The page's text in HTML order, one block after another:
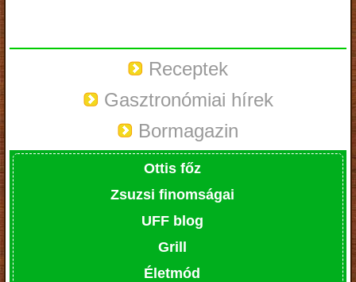
Receptek
Gasztronómiai hírek
Bormagazin
Ottis főz
Zsuzsi finomságai
UFF blog
Grill
Életmód